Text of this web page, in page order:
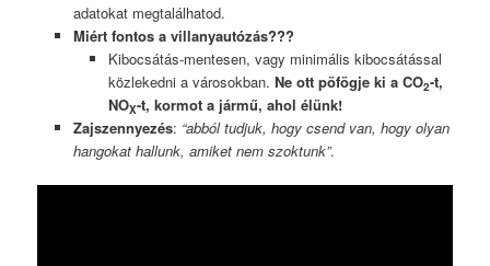
adatokat megtalálhatod.
Miért fontos a villanyautózás???
Kibocsátás-mentesen, vagy minimális kibocsátással
közlekedni a városokban.Ne ott pöfögje ki a CO2-t,
NOX-t, kormot a jármű, ahol élünk!
Zajszennyezés: “abból tudjuk, hogy csend van, hogy olyan
hangokat hallunk, amiket nem szoktunk”.